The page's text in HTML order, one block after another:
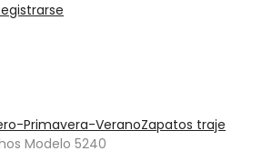
Primavera-VeranoZapatos traje
Modelo 5240